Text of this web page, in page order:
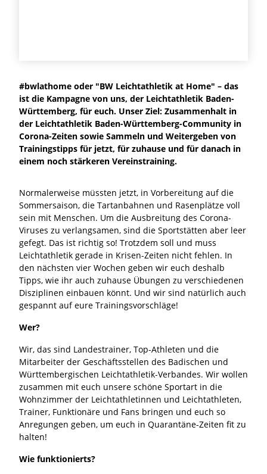
#bwlathome oder "BW Leichtathletik at Home" – das
ist die Kampagne von uns, der Leichtathletik Baden-
Württemberg, für euch. Unser Ziel: Zusammenhalt in
der Leichtathletik Baden-Württemberg-Community in
Corona-Zeiten sowie Sammeln und Weitergeben von
Trainingstipps für jetzt, für zuhause und für danach in
einem noch stärkeren Vereinstraining.
Normalerweise müssten jetzt, in Vorbereitung auf die
Sommersaison, die Tartanbahnen und Rasenplätze voll
sein mit Menschen. Um die Ausbreitung des Corona-
Viruses zu verlangsamen, sind die Sportstätten aber leer
gefegt. Das ist richtig so! Trotzdem soll und muss
Leichtathletik gerade in Krisen-Zeiten nicht fehlen. In
den nächsten vier Wochen geben wir euch deshalb
Tipps, wie ihr auch zuhause Übungen zu verschiedenen
Disziplinen einbauen könnt. Und wir sind natürlich auch
gespannt auf eure Trainingsvorschläge!
Wer?
Wir, das sind Landestrainer, Top-Athleten und die
Mitarbeiter der Geschäftsstellen des Badischen und
Württembergischen Leichtathletik-Verbandes. Wir wollen
zusammen mit euch unsere schöne Sportart in die
Wohnzimmer der Leichtathletinnen und Leichtathleten,
Trainer, Funktionäre und Fans bringen und euch so
Anregungen geben, um euch in Quarantäne-Zeiten fit zu
halten!
Wie funktionierts?